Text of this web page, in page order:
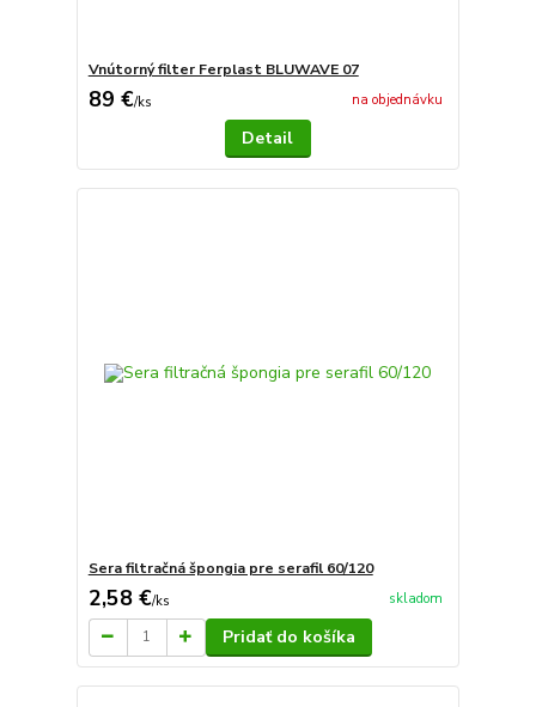
Vnútorný filter Ferplast BLUWAVE 07
89 €/ks na objednávku
Detail
Sera filtračná špongia pre serafil 60/120
2,58 €/ks skladom
Pridať do košíka